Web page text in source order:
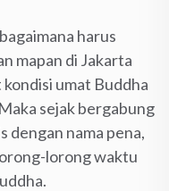
harus
mapan di Jakarta
umat Buddha
sejak bergabung
dengan nama pena,
lorong waktu